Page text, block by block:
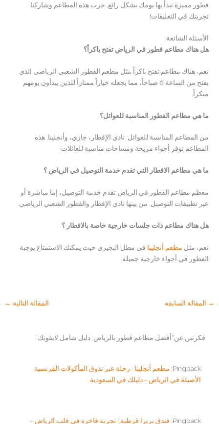
فطور مميزة تبدأ بها يومك بشكل رائع. جرب هذه المطاعم وشاركنا
تجربتك في التعليقات!
الأسئلة الشائعة
هل هناك مطاعم فطور في الرياض تفتح باكراً؟
نعم، هناك مطاعم تفتح باكراً مثل مطعم الفطور الشعبي الرياضي الذي
يفتح من الساعة 6 صباحاً، مما يجعله خياراً ممتازاً للذين يبدأون يومهم
مبكراً.
ما هي مطاعم الفطور المناسبة للعوائل؟
من المطاعم المناسبة للعوائل: نادي الإفطار، جازي، وأنجلينا. هذه
المطاعم توفر أجواء مريحة ومساحات مناسبة للعائلات.
ما هي مطاعم الافطار التي تقدم خدمة التوصيل في الرياض ؟
معظم مطاعم الفطور في الرياض تقدم خدمة التوصيل، إما مباشرة أو
عبر تطبيقات التوصيل. من بينها نادي الإفطار والفطور الشعبي الرياضي.
هل هناك مطاعم ذات جلسات خارجية خاصة بالافطار ؟
نعم، مثل مطعم أنجلينا في مطل البجيري حيث يمكنك الاستمتاع بوجبة
الفطور في أجواء خارجية جميلة.
→ المقالة السابقة المقالة التالية ←
فكرتين عن“أفضل مطاعم فطور بالرياض: دليل شامل لايفوتك”
Pingback: مطعم أنجلينا : رحلة عبر تذوق المأكولات الفرنسية
الأصيلة في الرياض - دليلك في السعودية
Pingback: فندق بريرا قرطبة | تجربة فاخرة في قلب الرياض -